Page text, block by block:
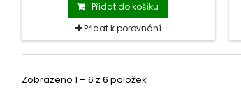
Přidat do košíku
Přidat k porovnání
Zobrazeno 1 – 6 z 6 položek